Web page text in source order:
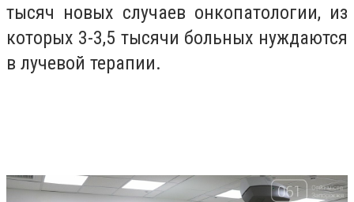
тысяч новых случаев онкопатологии, из
которых 3-3,5 тысячи больных нуждаются
в лучевой терапии.